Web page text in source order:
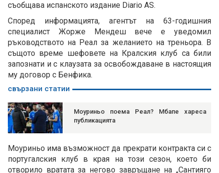
съобщава испанското издание Diario AS.
Според информацията, агентът на 63-годишния
специалист Жорже Мендеш вече е уведомил
ръководството на Реал за желанието на треньора. В
същото време шефовете на Кралския клуб са били
запознати и с клаузата за освобождаване в настоящия
му договор с Бенфика.
свързани статии
Моуриньо поема Реал? Мбапе хареса
публикацията
Моуриньо има възможност да прекрати контракта си с
португалския клуб в края на този сезон, което би
отворило вратата за негово завръщане на „Сантияго